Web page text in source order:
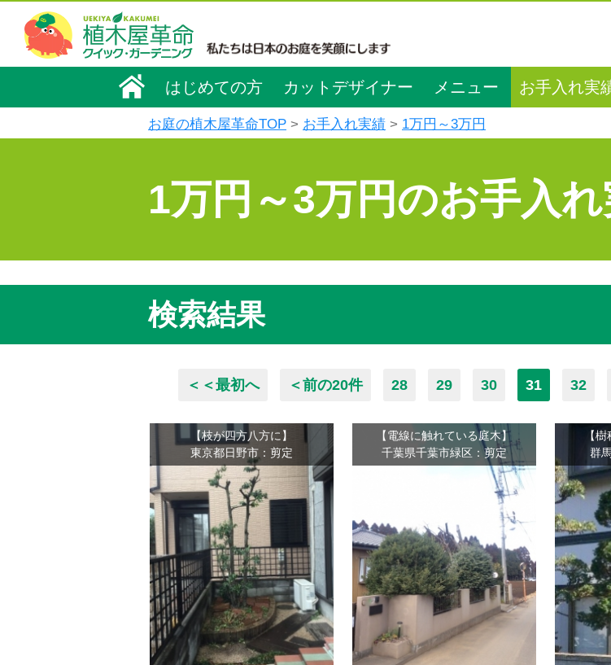
はじめての方 カットデザイナー メニュー お手入れ実
お庭の植木屋革命TOP お手入れ実績 1万円～3万円
1万円～3万円のお手入
検索結果
＜＜最初へ ＜前の20件 28 29 30 31 32
【枝が四方八方に】
東京都日野市：剪定
【電線に触れている庭木】
千葉県千葉市緑区：剪定
【
群